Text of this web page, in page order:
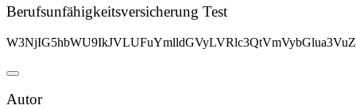
Berufs­unfähigkeits­versicherung Test
Autor